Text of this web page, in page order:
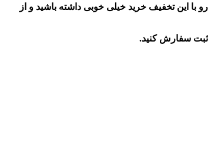
بهداشتی که نیاز دارید رو با این تخفیف خرید خیلی خوبی داشته باشید و از
ثبت سفارش کنید.